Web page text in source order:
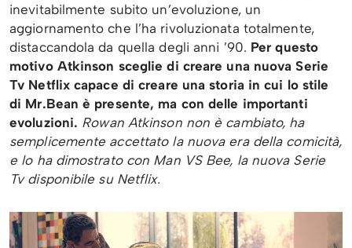
inevitabilmente subito un’evoluzione, un
aggiornamento che l’ha rivoluzionata totalmente,
distaccandola da quella degli anni ’90. Per questo
motivo Atkinson sceglie di creare una nuova Serie
Tv Netflix capace di creare una storia in cui lo stile
di Mr.Bean è presente, ma con delle importanti
evoluzioni. Rowan Atkinson non è cambiato, ha
semplicemente accettato la nuova era della comicità,
e lo ha dimostrato con Man VS Bee, la nuova Serie
Tv disponibile su Netflix.